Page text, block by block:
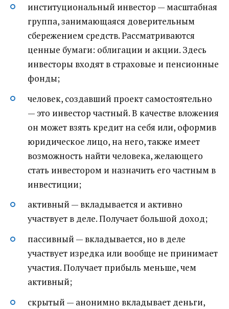
институциональный инвестор — масштабная
группа, занимающаяся доверительным
сбережением средств. Рассматриваются
ценные бумаги: облигации и акции. Здесь
инвесторы входят в страховые и пенсионные
фонды;
человек, создавший проект самостоятельно
— это инвестор частный. В качестве вложения
он может взять кредит на себя или, оформив
юридическое лицо, на него, также имеет
возможность найти человека, желающего
стать инвестором и назначить его частным в
инвестиции;
активный — вкладывается и активно
участвует в деле. Получает большой доход;
пассивный — вкладывается, но в деле
участвует изредка или вообще не принимает
участия. Получает прибыль меньше, чем
активный;
скрытый — анонимно вкладывает деньги,